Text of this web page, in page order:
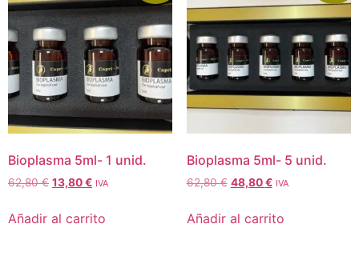
Bioplasma 5ml- 1 unid.
62,80€ 13,80€ IVA
Añadir al carrito
Bioplasma 5ml- 5 unid.
62,80€ 48,80€ IVA
Añadir al carrito